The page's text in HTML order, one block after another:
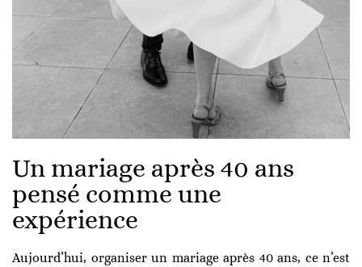
Un mariage après 40 ans
pensé comme une
expérience
Aujourd’hui, organiser un mariage après 40 ans, ce n’est